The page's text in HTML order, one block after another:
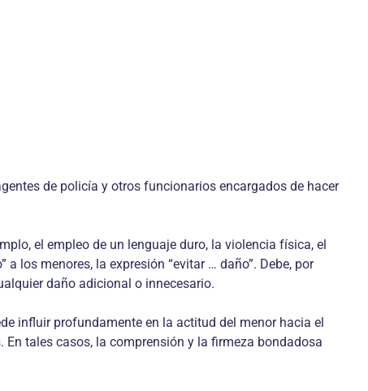
de policía y otros funcionarios encargados de hacer
el empleo de un lenguaje duro, la violencia física, el
los menores, la expresión “evitar … daño”. Debe, por
daño adicional o innecesario.
influir profundamente en la actitud del menor hacia el
tales casos, la comprensión y la firmeza bondadosa